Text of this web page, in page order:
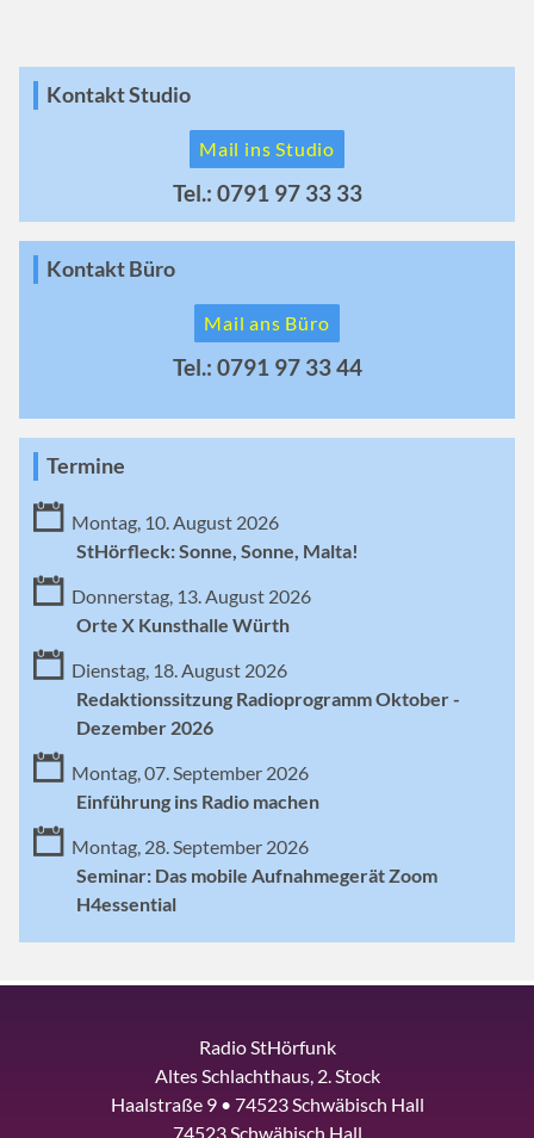
Kontakt Studio
Mail ins Studio
Tel.: 0791 97 33 33
Kontakt Büro
Mail ans Büro
Tel.: 0791 97 33 44
Termine
Montag, 10. August 2026
StHörfleck: Sonne, Sonne, Malta!
Donnerstag, 13. August 2026
Orte X Kunsthalle Würth
Dienstag, 18. August 2026
Redaktionssitzung Radioprogramm Oktober -
Dezember 2026
Montag, 07. September 2026
Einführung ins Radio machen
Montag, 28. September 2026
Seminar: Das mobile Aufnahmegerät Zoom
H4essential
Radio StHörfunk
Altes Schlachthaus, 2. Stock
Haalstraße 9 • 74523 Schwäbisch Hall
74523 Schwäbisch Hall